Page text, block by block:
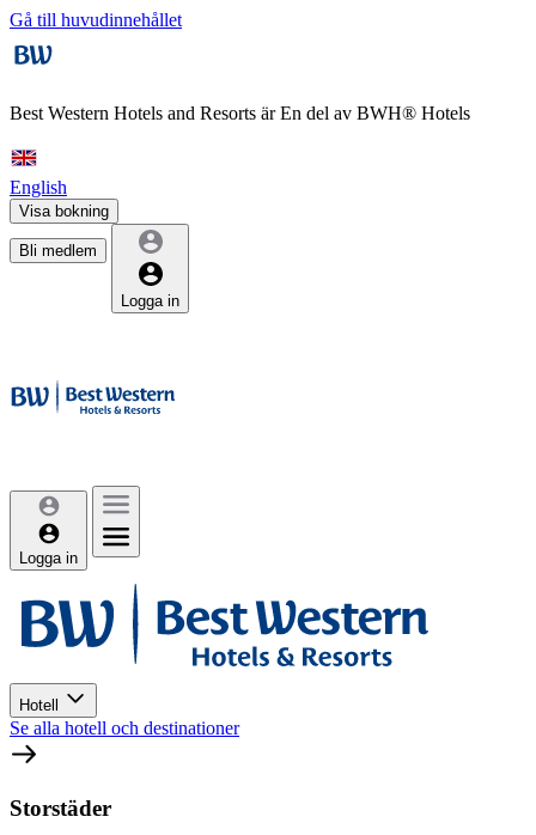
Gå till huvudinnehållet
Best Western Hotels and Resorts ärEn del av BWH® Hotels
English
Visa bokning
Bli medlem
Logga in
Logga in
Hotell
Se alla hotell och destinationer
Storstäder